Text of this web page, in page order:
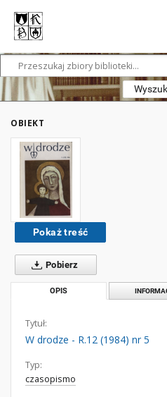
OBIEKT
Pokaż treść
Pobierz
OPIS
Tytuł:
W drodze - R.12 (1984) nr 5
Typ:
czasopismo